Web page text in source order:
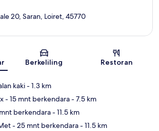
Peta
20, Saran, Loiret, 45770
Berkeliling Restoran
kaki- 1.3 km
- 15 mnt berkendara- 7.5 km
berkendara- 11.5 km
- 25 mnt berkendara- 11.5 km